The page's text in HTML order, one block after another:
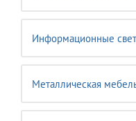
Информационные
Металлическая